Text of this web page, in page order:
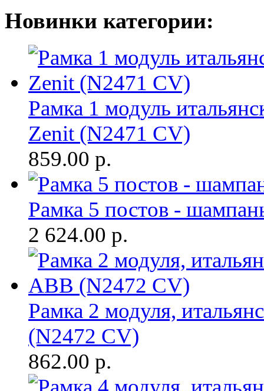
Новинки категории:
Рамка 1 модуль
Zenit (N2471 CV)
859.00 р.
Рамка 5 постов -
2 624.00 р.
Рамка 2 модуля,
(N2472 CV)
862.00 р.